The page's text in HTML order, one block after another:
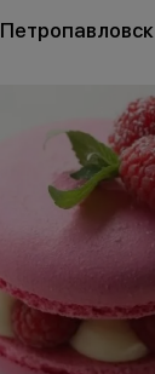
Петропавловск